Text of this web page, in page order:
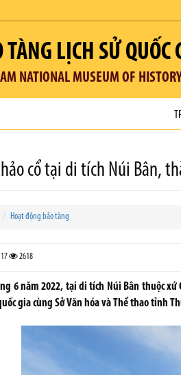
TÀNG LỊCH SỬ QUỐC
NATIONAL MUSEUM OF
cổ tại di tích Núi Bân,
Hoạt động bảo tàng
2618
6 năm 2022, tại di tích Núi Bân thuộc
gia cùng Sở Văn hóa và Thể thao tỉnh